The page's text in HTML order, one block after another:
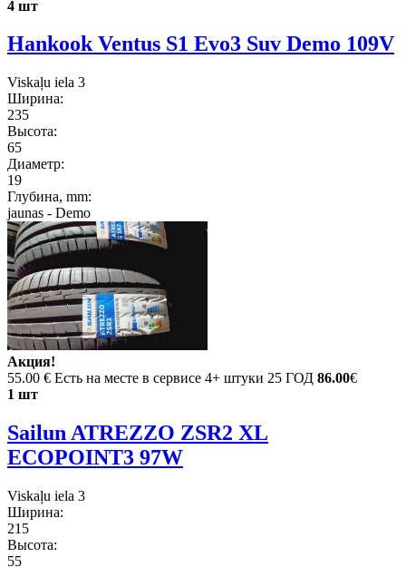
4 шт
Hankook Ventus S1 Evo3 Suv Demo 109V
Viskaļu iela 3
Ширина:
235
Высота:
65
Диаметр:
19
Глубина, mm:
jaunas - Demo
Акция!
55.00 € Есть на месте в сервисе 4+ штуки 25 ГОД 86.00€
1 шт
Sailun ATREZZO ZSR2 XL
ECOPOINT3 97W
Viskaļu iela 3
Ширина:
215
Высота:
55